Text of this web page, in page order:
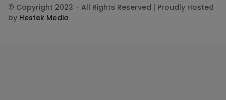
© Copyright 2023 - All Rights Reserved | Proudly Hosted
by Hestek Media